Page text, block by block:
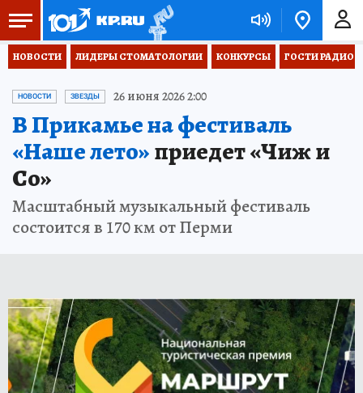
НОВОСТИ ЛИДЕРЫ СТОМАТОЛОГИИ КОНКУРСЫ ГОСТИ РАДИО
НОВОСТИ ЗВЕЗДЫ 26 июня 2026 2:00
В Прикамье на фестиваль
«Наше лето»приедет «Чиж и
Co»
Масштабный музыкальный фестиваль
состоится в 170 км от Перми